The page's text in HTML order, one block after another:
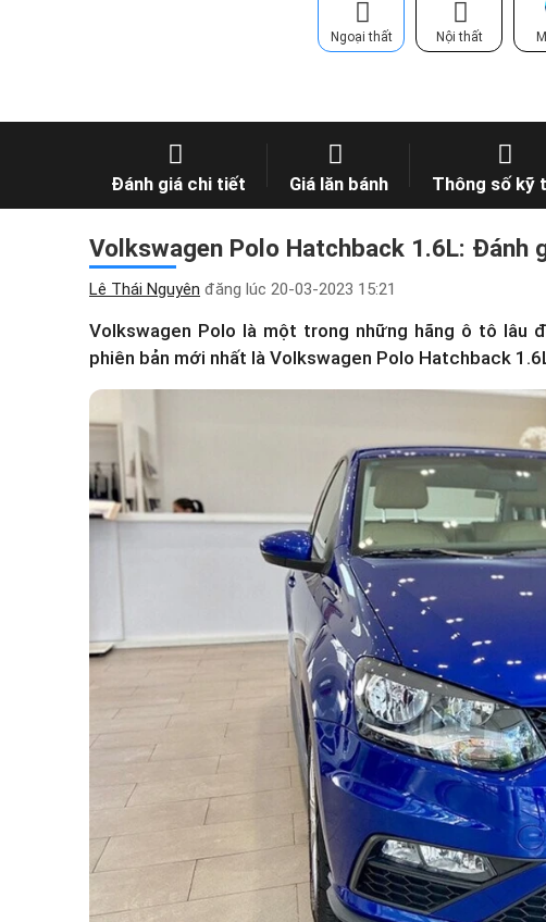
Ngoại thất Nội thất
Đánh giá chi tiết Giá lăn bánh Thông số kỹ
Volkswagen Polo Hatchback 1.6L: Đánh
Lê Thái Nguyên đăng lúc 20-03-2023 15:21
Volkswagen Polo là một trong những hãng ô tô lâu
phiên bản mới nhất là Volkswagen Polo Hatchback